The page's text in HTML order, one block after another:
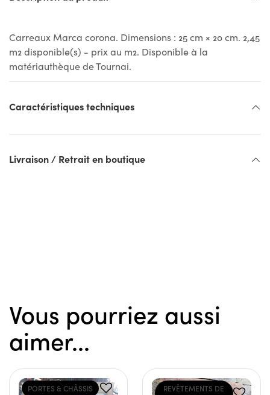
Carreaux Marca corona. Dimensions : 25 cm × 20 cm. 2,45
m2 disponible(s) - prix au m2. Disponible à la
matériauthèque de Tournai.
Caractéristiques techniques
Livraison / Retrait en boutique
Vous pourriez aussi
aimer...
PORTES & CHÂSSIS
REVÊTEMENTS DE